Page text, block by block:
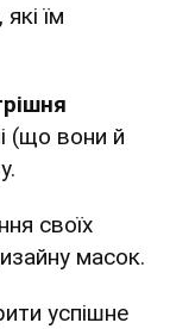
їм
(що вони й
своїх
масок.
успішне